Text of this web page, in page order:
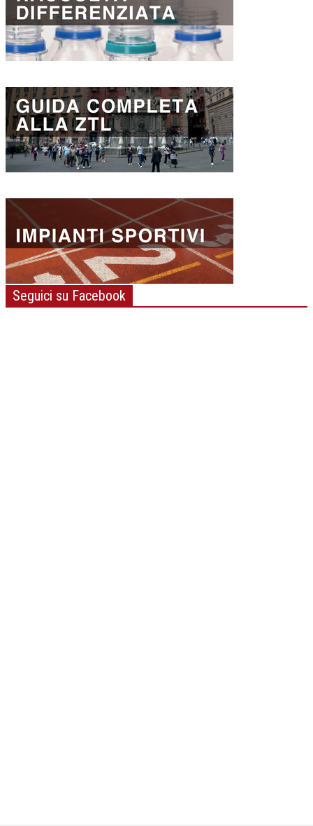
Seguici su Facebook